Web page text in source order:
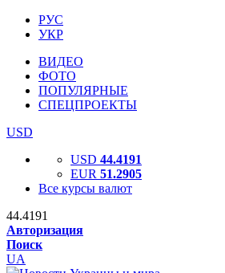
РУС
УКР
ВИДЕО
ФОТО
ПОПУЛЯРНЫЕ
СПЕЦПРОЕКТЫ
USD
USD 44.4191
EUR 51.2905
Все курсы валют
44.4191
Авторизация
Поиск
UA